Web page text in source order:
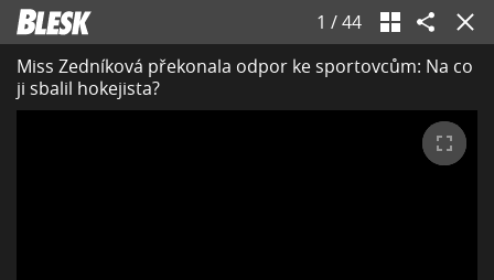
1 /44
Miss Zedníková překonala odpor ke sportovcům: Na co
ji sbalil hokejista?